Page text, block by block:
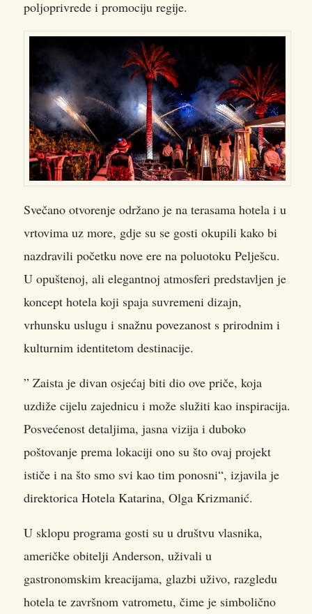
poljoprivrede i promociju regije.
Svečano otvorenje održano je na terasama hotela i u
vrtovima uz more, gdje su se gosti okupili kako bi
nazdravili početku nove ere na poluotoku Pelješcu.
U opuštenoj, ali elegantnoj atmosferi predstavljen je
koncept hotela koji spaja suvremeni dizajn,
vrhunsku uslugu i snažnu povezanost s prirodnim i
kulturnim identitetom destinacije.
” Zaista je divan osjećaj biti dio ove priče, koja
uzdiže cijelu zajednicu i može služiti kao inspiracija.
Posvećenost detaljima, jasna vizija i duboko
poštovanje prema lokaciji ono su što ovaj projekt
ističe i na što smo svi kao tim ponosni“, izjavila je
direktorica Hotela Katarina, Olga Krizmanić.
U sklopu programa gosti su u društvu vlasnika,
američke obitelji Anderson, uživali u
gastronomskim kreacijama, glazbi uživo, razgledu
hotela te završnom vatrometu, čime je simbolično